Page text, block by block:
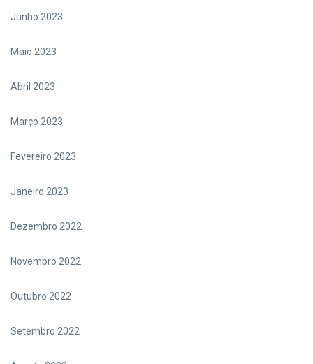
Junho 2023
Maio 2023
Abril 2023
Março 2023
Fevereiro 2023
Janeiro 2023
Dezembro 2022
Novembro 2022
Outubro 2022
Setembro 2022